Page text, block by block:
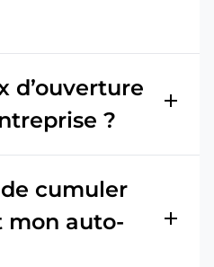
d’ouverture
?
add
cumuler
mon auto-
add